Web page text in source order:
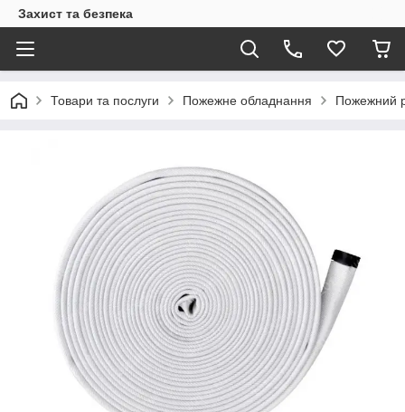
Захист та безпека
Товари та послуги Пожежне обладнання Пожежний